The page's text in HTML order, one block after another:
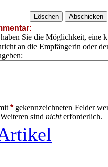
Sie die Möglichkeit, eine
an die Empfängerin oder
*gekennzeichneten Felder
sind nichterforderlich.